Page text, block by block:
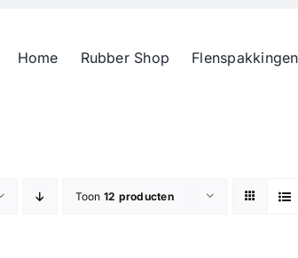
Home Rubber Shop Flenspakkingen
Toon 12 producten